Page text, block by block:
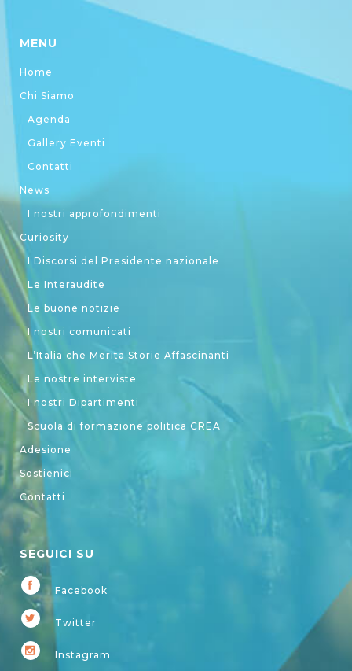
MENU
Home
Chi Siamo
Agenda
Gallery Eventi
Contatti
News
I nostri approfondimenti
Curiosity
I Discorsi del Presidente nazionale
Le Interaudite
Le buone notizie
I nostri comunicati
L’Italia che Merita Storie Affascinanti
Le nostre interviste
I nostri Dipartimenti
Scuola di formazione politica CREA
Adesione
Sostienici
Contatti
SEGUICI SU
Facebook
Twitter
Instagram